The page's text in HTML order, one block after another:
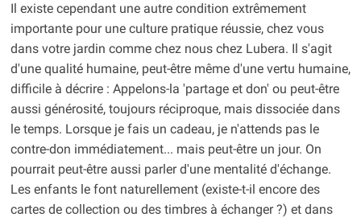
Il existe cependant une autre condition extrêmement
importante pour une culture pratique réussie, chez vous
dans votre jardin comme chez nous chez Lubera. Il s'agit
d'une qualité humaine, peut-être même d'une vertu humaine,
difficile à décrire : Appelons-la 'partage et don' ou peut-être
aussi générosité, toujours réciproque, mais dissociée dans
le temps. Lorsque je fais un cadeau, je n'attends pas le
contre-don immédiatement... mais peut-être un jour. On
pourrait peut-être aussi parler d'une mentalité d'échange.
Les enfants le font naturellement (existe-t-il encore des
cartes de collection ou des timbres à échanger ?) et dans